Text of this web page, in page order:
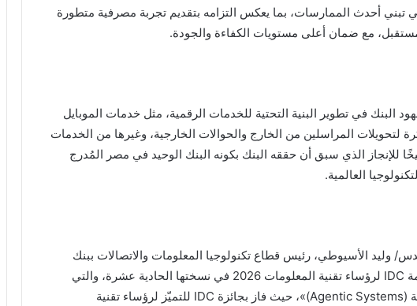
تبني أحدث الممارسات، بما يعكس التزامه بتقديم تجربة مصرفية متطورة
مع ضمان أعلى مستويات الكفاءة والجودة.
البنك في تطوير البنية التحتية للخدمات الرقمية، مثل خدمات الموبايل
لتحويلات المراسلين من الخارج والحوالات الخارجية، وغيرها من الخدمات
للإنجاز الذي سبق أن حققه البنك بكونه البنك الوحيد في مصر المُدرج
العالمية.
وليد الأسيوطي، رئيس قطاع تكنولوجيا المعلومات والاتصالات ببنك
مصر، على جائزة جديدة ضمن فعاليات قمة IDC لرؤساء تقنية المعلومات 2026 في نسختها الحادية عشرة، والتي
انعقدت تحت شعار «صعود الأنظمة الوكيلة (Agentic Systems)»، حيث فاز بجائزة IDC للتميّز لرؤساء تقنية